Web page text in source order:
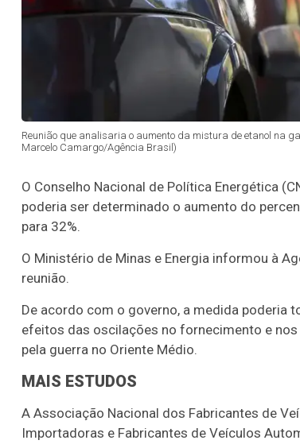
Reunião que analisaria o aumento da mistura de etanol na
Marcelo Camargo/Agência Brasil)
O Conselho Nacional de Política Energética
poderia ser determinado o aumento do
para 32%.
O Ministério de Minas e Energia informou à
reunião.
De acordo com o governo, a medida poderia
efeitos das oscilações no fornecimento e
pela guerra no Oriente Médio.
MAIS ESTUDOS
A Associação Nacional dos Fabricantes de
Importadoras e Fabricantes de Veículos